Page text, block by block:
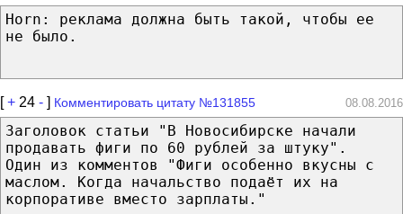
Horn: реклама должна быть такой, чтобы ее
не было.
[+ 24 - ] Комментировать цитату №131855 08.08.2016
Заголовок статьи "В Новосибирске начали
продавать фиги по 60 рублей за штуку".
Один из комментов "Фиги особенно вкусны с
маслом. Когда начальство подаёт их на
корпоративе вместо зарплаты."